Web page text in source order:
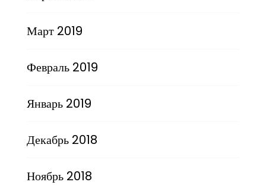
Март 2019
Февраль 2019
Январь 2019
Декабрь 2018
Ноябрь 2018